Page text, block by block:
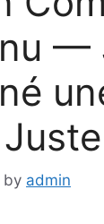
—
by admin